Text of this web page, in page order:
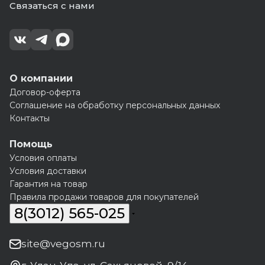
Связаться с нами
О компании
Договор-оферта
Соглашение на обработку персональных данных
Контакты
Помощь
Условия оплаты
Условия доставки
Гарантия на товар
Правила продажи товаров для покупателей
8(3012) 565-025
site@vegosm.ru